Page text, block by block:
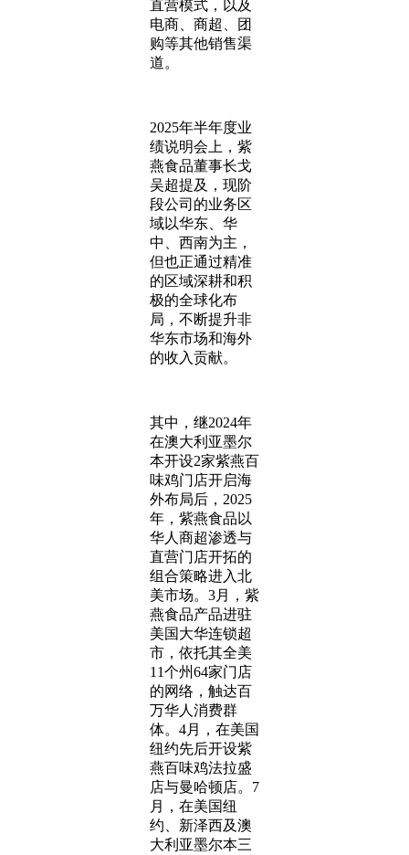
直营模式，以及
电商、商超、团
购等其他销售渠
道。
2025年半年度业
绩说明会上，紫
燕食品董事长戈
吴超提及，现阶
段公司的业务区
域以华东、华
中、西南为主，
但也正通过精准
的区域深耕和积
极的全球化布
局，不断提升非
华东市场和海外
的收入贡献。
其中，继2024年
在澳大利亚墨尔
本开设2家紫燕百
味鸡门店开启海
外布局后，2025
年，紫燕食品以
华人商超渗透与
直营门店开拓的
组合策略进入北
美市场。3月，紫
燕食品产品进驻
美国大华连锁超
市，依托其全美
11个州64家门店
的网络，触达百
万华人消费群
体。4月，在美国
纽约先后开设紫
燕百味鸡法拉盛
店与曼哈顿店。7
月，在美国纽
约、新泽西及澳
大利亚墨尔本三